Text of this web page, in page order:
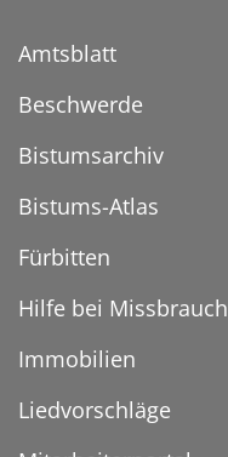
Amtsblatt
Beschwerde
Bistumsarchiv
Bistums-Atlas
Fürbitten
Hilfe bei Missbrauch
Immobilien
Liedvorschläge